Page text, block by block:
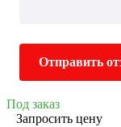
Отправить
Под заказ
Запросить цену